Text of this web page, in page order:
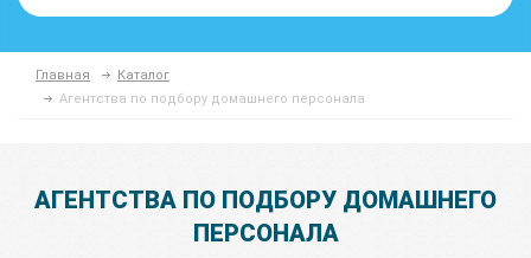
Главная
Каталог
Агентства по подбору домашнего персонала
АГЕНТСТВА ПО ПОДБОРУ ДОМАШНЕГО
ПЕРСОНАЛА